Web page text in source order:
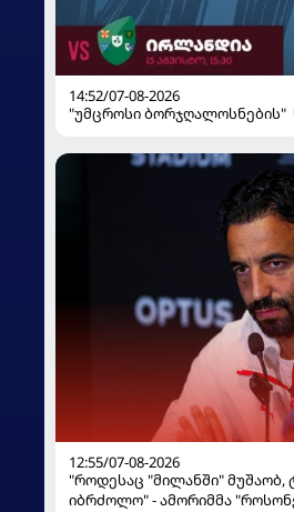
14:52/07-08-2026
"უმცროსი
12:55/07-08-2026
"როდესაც "მილანში"
იბრძოლო" - ამორიმმა